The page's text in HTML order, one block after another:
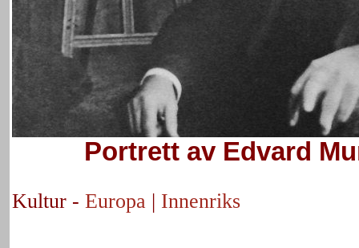
Portrett av Edvard
Kultur - Europa | Innenriks